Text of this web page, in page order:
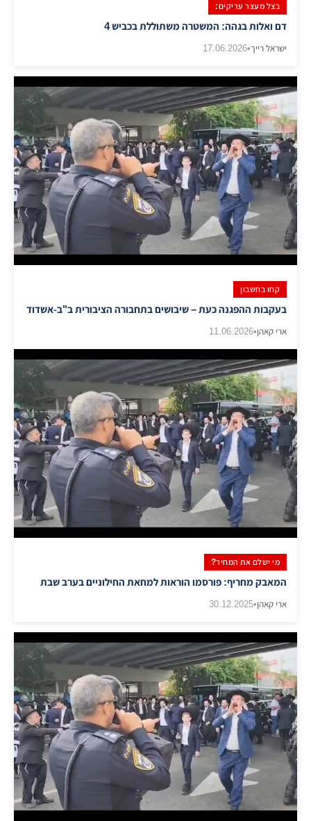
בצל מעצר עריקים:
​דם ואלות בגהה: המשטרה משתוללת בכביש 4
ישראל רייך•
17.06.2026
קחו בחשבון
בעקבות ההפגנה כעת – שיבושים בתחבורה הציבורית ב"ב-אשדוד
ארי קאהן•
11.06.2026
מי ישלם את המחיר?
המאבק מחריף: פורסמו הוראות למחאת החילוניים בערב שבת
ארי קאהן•
30.12.2025